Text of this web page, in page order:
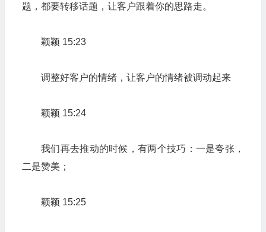
题，都要转移话题，让客户跟着你的思路走。
颖颖 15:23
调整好客户的情绪，让客户的情绪被调动起来
颖颖 15:24
我们再去推动的时候，有两个技巧：一是夸张，
二是赞美；
颖颖 15:25